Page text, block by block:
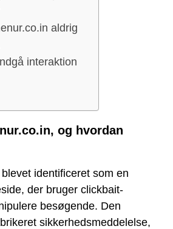
aldrig
interaktion
og hvordan
identificeret som en
der bruger clickbait-
besøgende. Den
sikkerhedsmeddelelse,